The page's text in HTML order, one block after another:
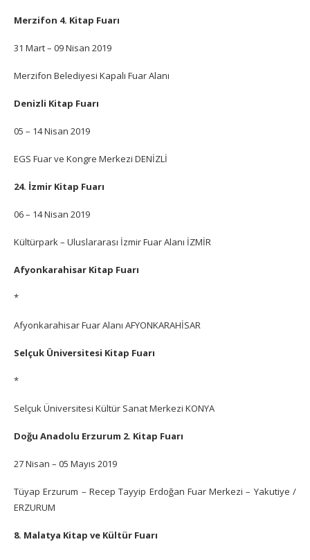
Merzifon 4. Kitap Fuarı
31 Mart – 09 Nisan 2019
Merzifon Belediyesi Kapalı Fuar Alanı
Denizli Kitap Fuarı
05 – 14 Nisan 2019
EGS Fuar ve Kongre Merkezi DENİZLİ
24. İzmir Kitap Fuarı
06 – 14 Nisan 2019
Kültürpark – Uluslararası İzmir Fuar Alanı İZMİR
Afyonkarahisar Kitap Fuarı
*
Afyonkarahisar Fuar Alanı AFYONKARAHİSAR
Selçuk Üniversitesi Kitap Fuarı
*
Selçuk Üniversitesi Kültür Sanat Merkezi KONYA
Doğu Anadolu Erzurum 2. Kitap Fuarı
27 Nisan – 05 Mayıs 2019
Tüyap Erzurum – Recep Tayyip Erdoğan Fuar Merkezi – Yakutiye /
ERZURUM
8. Malatya Kitap ve Kültür Fuarı